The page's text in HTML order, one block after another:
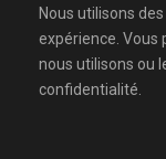
Nous utilisons
expérience. Vous
nous utilisons ou
confidentialité.